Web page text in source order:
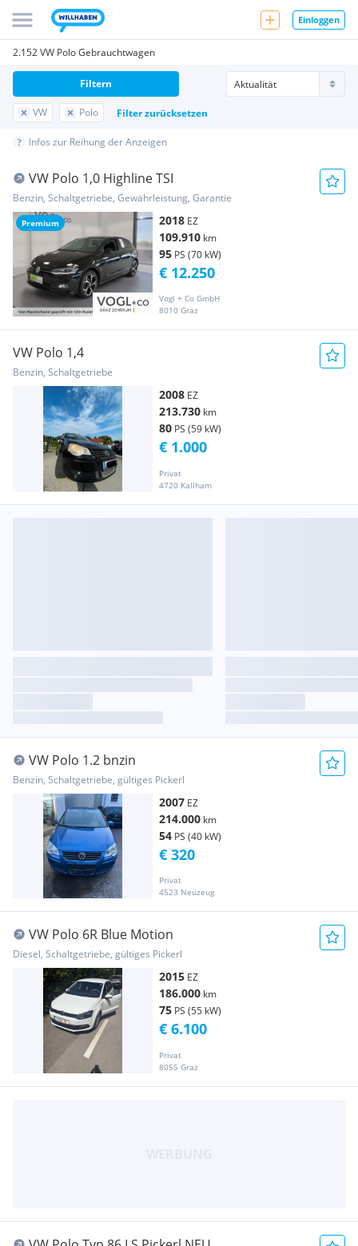
Einloggen
2.152 VW Polo Gebrauchtwagen
VW Polo Filter zurücksetzen
Filtern
Infos zur Reihung der Anzeigen
Premium
VW Polo 1,0 Highline TSI
Benzin, Schaltgetriebe, Gewährleistung, Garantie
2018 EZ
109.910 km
95 PS (70 kW)
Vogl + Co GmbH
8010 Graz
€ 12.250
VW Polo 1,4
Benzin, Schaltgetriebe
2008 EZ
213.730 km
80 PS (59 kW)
Privat
4720 Kallham
€ 1.000
VW Polo 1.2 bnzin
Benzin, Schaltgetriebe, gültiges Pickerl
2007 EZ
214.000 km
54 PS (40 kW)
Privat
4523 Neuzeug
€ 320
VW Polo 6R Blue Motion
Diesel, Schaltgetriebe, gültiges Pickerl
2015 EZ
186.000 km
75 PS (55 kW)
Privat
8055 Graz
€ 6.100